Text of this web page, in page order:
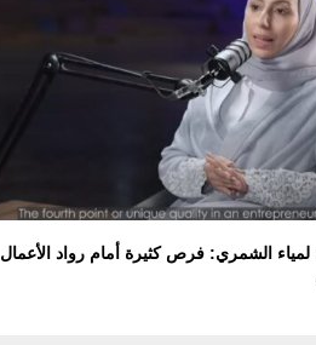
الشمري: فرص كثيرة أمام رواد الأعمال